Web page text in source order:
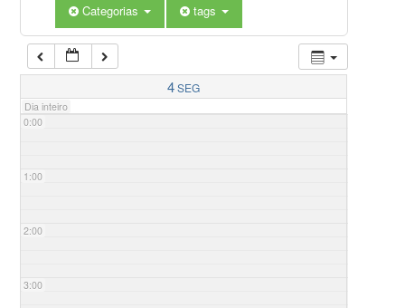
Categorias tags
4SEG
Dia inteiro
0:00
1:00
2:00
3:00